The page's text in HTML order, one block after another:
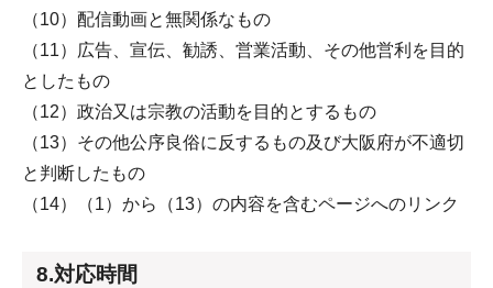
（10）配信動画と無関係なもの
（11）広告、宣伝、勧誘、営業活動、その他営利を目的
としたもの
（12）政治又は宗教の活動を目的とするもの
（13）その他公序良俗に反するもの及び大阪府が不適切
と判断したもの
（14）（1）から（13）の内容を含むページへのリンク
8.対応時間